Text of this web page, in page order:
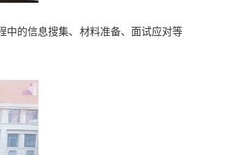
中的信息搜集、材料准备、面试应对等